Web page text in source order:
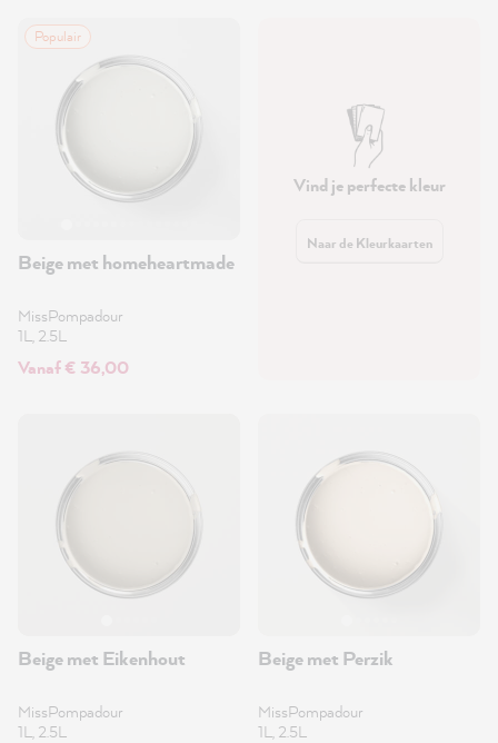
Populair
Beige met homeheartmade
MissPompadour
1L, 2.5L
Vanaf € 36,00
Vind je perfecte kleur
Naar de Kleurkaarten
Beige met Eikenhout
MissPompadour
1L, 2.5L
Beige met Perzik
MissPompadour
1L, 2.5L